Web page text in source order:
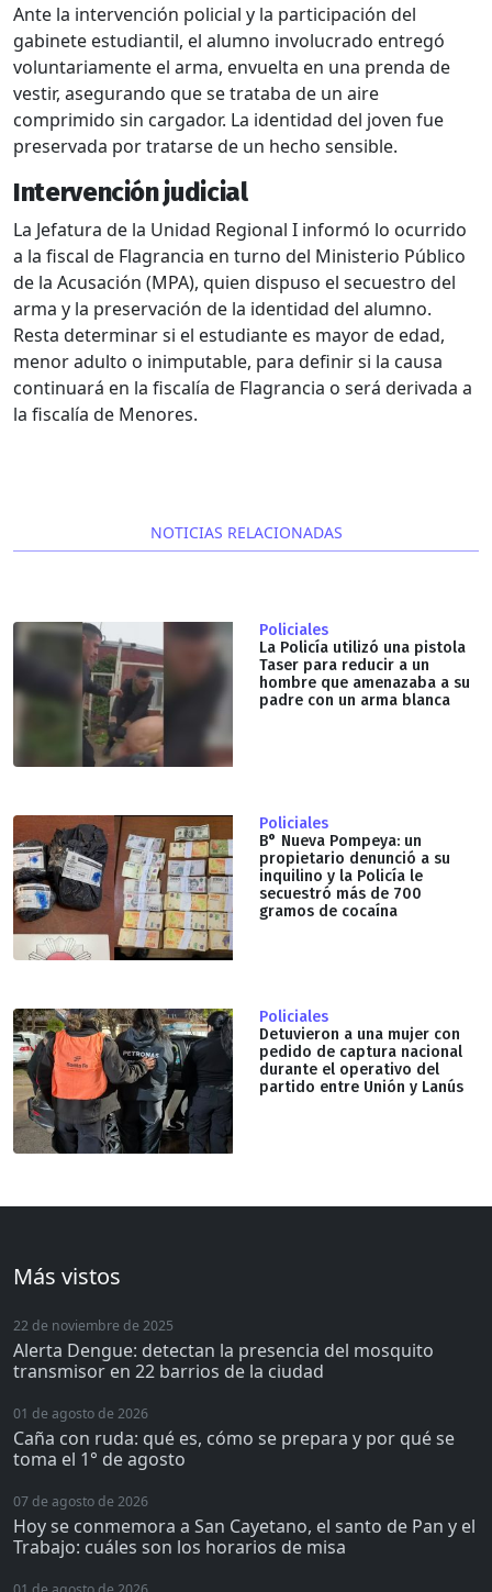
Ante la intervención policial y la participación del
gabinete estudiantil, el alumno involucrado entregó
voluntariamente el arma, envuelta en una prenda de
vestir, asegurando que se trataba de un aire
comprimido sin cargador. La identidad del joven fue
preservada por tratarse de un hecho sensible.
Intervención judicial
La Jefatura de la Unidad Regional I informó lo ocurrido
a la fiscal de Flagrancia en turno del Ministerio Público
de la Acusación (MPA), quien dispuso el secuestro del
arma y la preservación de la identidad del alumno.
Resta determinar si el estudiante es mayor de edad,
menor adulto o inimputable, para definir si la causa
continuará en la fiscalía de Flagrancia o será derivada a
la fiscalía de Menores.
NOTICIAS RELACIONADAS
Policiales
La Policía utilizó una pistola
Taser para reducir a un
hombre que amenazaba a su
padre con un arma blanca
Policiales
B° Nueva Pompeya: un
propietario denunció a su
inquilino y la Policía le
secuestró más de 700
gramos de cocaína
Policiales
Detuvieron a una mujer con
pedido de captura nacional
durante el operativo del
partido entre Unión y Lanús
Más vistos
22 de noviembre de 2025
Alerta Dengue: detectan la presencia del mosquito
transmisor en 22 barrios de la ciudad
01 de agosto de 2026
Caña con ruda: qué es, cómo se prepara y por qué se
toma el 1° de agosto
07 de agosto de 2026
Hoy se conmemora a San Cayetano, el santo de Pan y el
Trabajo: cuáles son los horarios de misa